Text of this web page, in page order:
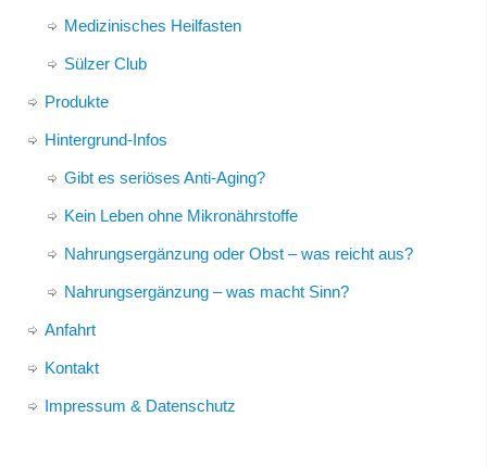
Medizinisches Heilfasten
Sülzer Club
Produkte
Hintergrund-Infos
Gibt es seriöses Anti-Aging?
Kein Leben ohne Mikronährstoffe
Nahrungsergänzung oder Obst – was reicht aus?
Nahrungsergänzung – was macht Sinn?
Anfahrt
Kontakt
Impressum & Datenschutz